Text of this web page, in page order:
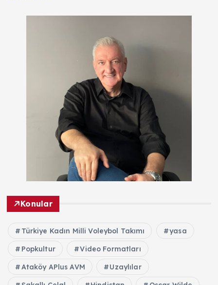
Konular
Türkiye Kadın Milli Voleybol Takımı yasa
Popkultur Video Formatları
Ataköy APlus AVM Uzaylılar